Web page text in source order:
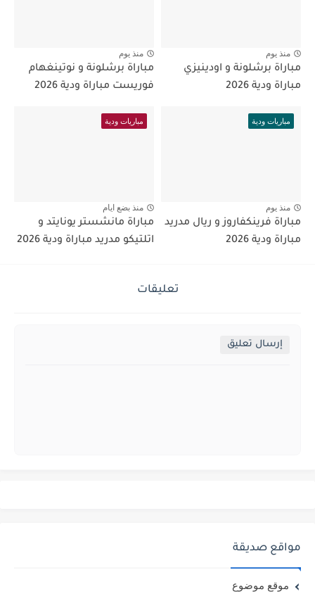
منذ يوم
مباراة برشلونة و اودينيزي
مباراة ودية 2026
منذ يوم
مباراة برشلونة و نوتينغهام
فوريست مباراة ودية 2026
مباريات ودية
منذ يوم
مباراة فرينكفاروز و ريال مدريد
مباراة ودية 2026
مباريات ودية
منذ بضع ايام
مباراة مانشستر يونايتد و
اتلتيكو مدريد مباراة ودية 2026
تعليقات
إرسال تعليق
مواقع صديقة
موقع موضوع